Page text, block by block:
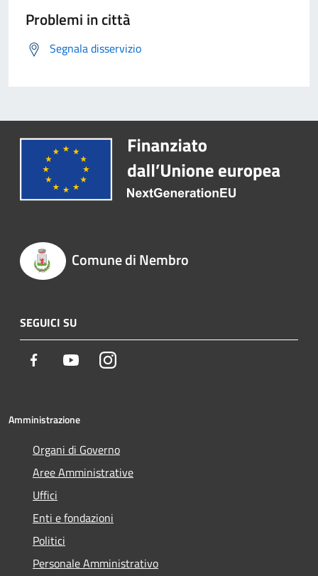
Problemi in città
Segnala disservizio
Comune di Nembro
SEGUICI SU
Facebook YoutubeInstagram
Amministrazione
Organi di Governo
Aree Amministrative
Uffici
Enti e fondazioni
Politici
Personale Amministrativo